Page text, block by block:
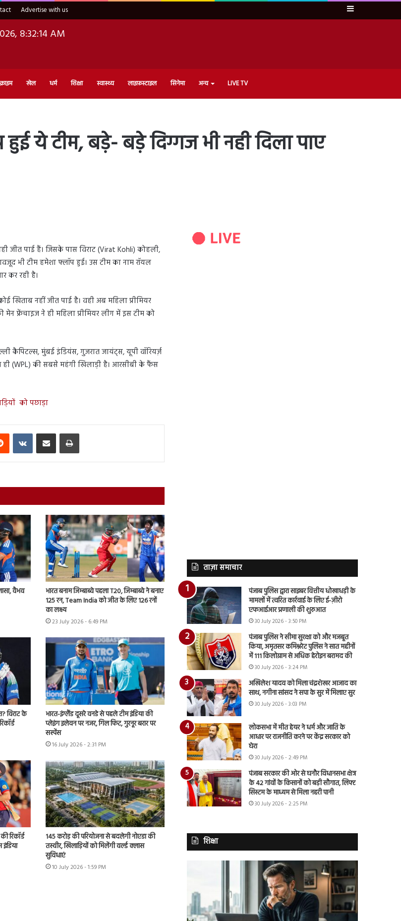
Advertise with us Sidebar
8:32:15 AM
क्राइम खेल धर्म शिक्षा स्वास्थ्य लाइफ़स्टाइल सिनेमा अन्य LIVE TV
ये टीम, बड़े- बड़े दिग्गज भी नही दिला पाए
पाई हैं। जिसके पास विराट (Virat Kohli) कोहली,
भी टीम हमेशा फ्लॉप हुई। उस टीम का नाम रॉयल
कर रही है।
नहीं जीत पाई है। वही अब महिला प्रीमियर
फ्रेंचाइज ने ही महिला प्रीमियर लीग में इस टीम को
मुंबई इंडियंस, गुजरात जायंट्स, यूपी वॉरियर्ज़
ही (WPL) की सबसे महंगी खिलाड़ी है। आरसीबी के फैंस
को पछाड़ा
Reddit VKontakteShare via Email Print
वैभव
भारत बनाम जिम्बाब्वे पहला T20, जिम्बाब्वे ने बनाए
125 रन, Team India को जीत के लिए 126 रनों
का लक्ष्य
23 July 2026 - 6:49 PM
विराट के
भारत-इंग्लैंड दूसरे वनडे से पहले टीम इंडिया की
प्लेइंग इलेवन पर नजर, गिल फिट, गुरनूर बरार पर
सस्पेंस
16 July 2026 - 2:31 PM
रिकॉर्ड
इंडिया
145 करोड़ की परियोजना से बदलेगी नोएडा की
तस्वीर, खिलाड़ियों को मिलेंगी वर्ल्ड क्लास
सुविधाएं
10 July 2026 - 1:59 PM
ताज़ा समाचार
पंजाब पुलिस द्वारा साइबर वित्तीय धोखाधड़ी के
मामलों में त्वरित कार्रवाई के लिए ई-ज़ीरो
एफआईआर प्रणाली की शुरुआत
30 July 2026 - 3:50 PM
पंजाब पुलिस ने सीमा सुरक्षा को और मजबूत
किया, अमृतसर कमिश्नरेट पुलिस ने सात महीनों
में 111 किलोग्राम से अधिक हेरोइन बरामद की
30 July 2026 - 3:24 PM
अखिलेश यादव को मिला चंद्रशेखर आजाद का
साथ, नगीना सांसद ने सपा के सुर में मिलाए सुर
30 July 2026 - 3:03 PM
लोकसभा में मीत हेयर ने धर्म और जाति के
आधार पर राजनीति करने पर केंद्र सरकार को
घेरा
30 July 2026 - 2:49 PM
पंजाब सरकार की ओर से घनौर विधानसभा क्षेत्र
के 42 गांवों के किसानों को बड़ी सौगात, लिफ्ट
सिस्टम के माध्यम से मिला नहरी पानी
30 July 2026 - 2:25 PM
शिक्षा